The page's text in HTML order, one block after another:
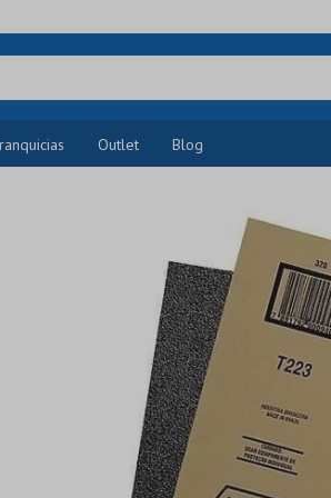
Outlet Blog